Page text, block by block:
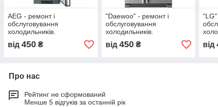
AEG - ремонт і
обслуговування
холодильників.
від 450 ₴
"Daewoo" - ремонт і
обслуговування
холодильників.
від 450₴ від
Про нас
Рейтинг не сформований
Менше 5 відгуків за останній рік